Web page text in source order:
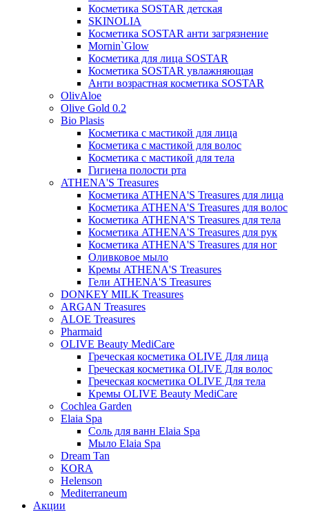
Косметика SOSTAR детская
SKINOLIA
Косметика SOSTAR анти загрязнение
Mornin`Glow
Косметика для лица SOSTAR
Косметика SOSTAR увлажняющая
Анти возрастная косметика SOSTAR
OlivAloe
Olive Gold 0.2
Bio Plasis
Косметика с мастикой для лица
Косметика с мастикой для волос
Косметика с мастикой для тела
Гигиена полости рта
ATHENA'S Treasures
Косметика ATHENA'S Treasures для лица
Косметика ATHENA'S Treasures для волос
Косметика ATHENA'S Treasures для тела
Косметика ATHENA'S Treasures для рук
Косметика ATHENA'S Treasures для ног
Оливковое мыло
Кремы ATHENA'S Treasures
Гели ATHENA'S Treasures
DONKEY MILK Treasures
ARGAN Treasures
ALOE Treasures
Pharmaid
OLIVE Beauty MediCare
Греческая косметика OLIVE Для лица
Греческая косметика OLIVE Для волос
Греческая косметика OLIVE Для тела
Кремы OLIVE Beauty MediCare
Cochlea Garden
Elaia Spa
Соль для ванн Elaia Spa
Мыло Elaia Spa
Dream Tan
KORA
Helenson
Mediterraneum
Акции